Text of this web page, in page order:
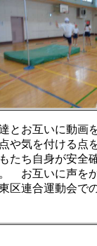
とお互いに動画
や気を付ける点
たち自身が安全
お互いに声を
区連合運動会で